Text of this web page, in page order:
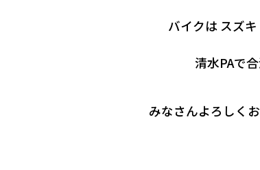
バイクは スズ
清水PAで
みなさんよろしく